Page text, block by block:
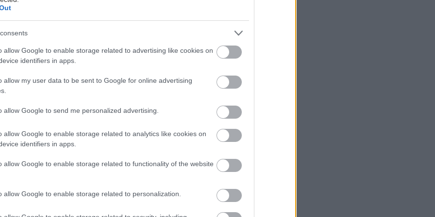
allow Google to enable storage related to advertising like cookies on
identifiers in apps.
allow my user data to be sent to Google for online advertising
allow Google to send me personalized advertising.
allow Google to enable storage related to analytics like cookies on
identifiers in apps.
allow Google to enable storage related to functionality of the website
allow Google to enable storage related to personalization.
Ακρόπολις 2026 θα διεξαχθεί από τις 25-28 Ιουνίου 2026. Η
διαδρομή του Ράλλυ Ακρόπολις 2026 θα διεξαχθεί στο
στο The Ellinikon Sports Park. Πρόκειται για μια επιλογή με
συμβολισμό, που συνδέει έναν από τους ιστορικότερους αγώνες
Πρωταθλήματος Ράλλυ με ένα έργο που εκφράζει τη σύγχρονη
θα αποτελέσει το πρώτο αγωνιστικό στιγμιότυπο του ΕΚΟ
2026 και μία από τις εικόνες που θα ταξιδέψουν διεθνώς μέσω της
του WRC, φέρνοντας στο προσκήνιο ένα νέο αστικό τοπίο,
η πόλη και η σύγχρονη ανάπτυξη συνυπάρχουν.